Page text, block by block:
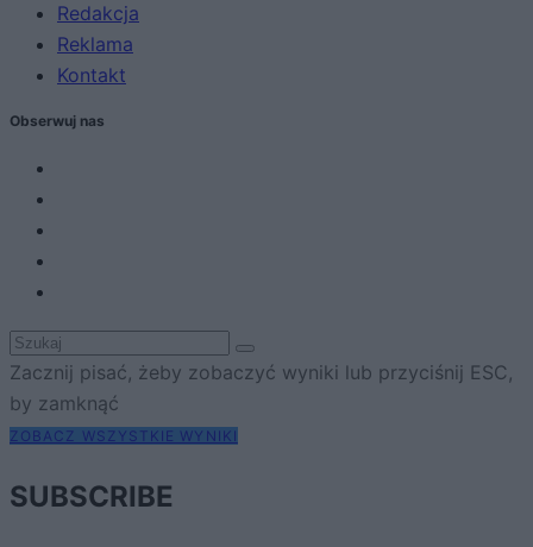
Redakcja
Reklama
Kontakt
Obserwuj nas
Zacznij pisać, żeby zobaczyć wyniki lub przyciśnij ESC,
by zamknąć
ZOBACZ WSZYSTKIE WYNIKI
SUBSCRIBE